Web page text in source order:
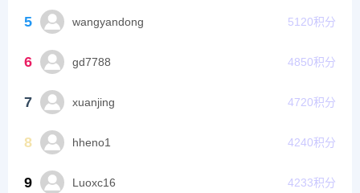
5 wangyandong 5120积分
6 gd7788 4850积分
7 xuanjing 4720积分
8 hheno1 4240积分
9 Luoxc16 4233积分